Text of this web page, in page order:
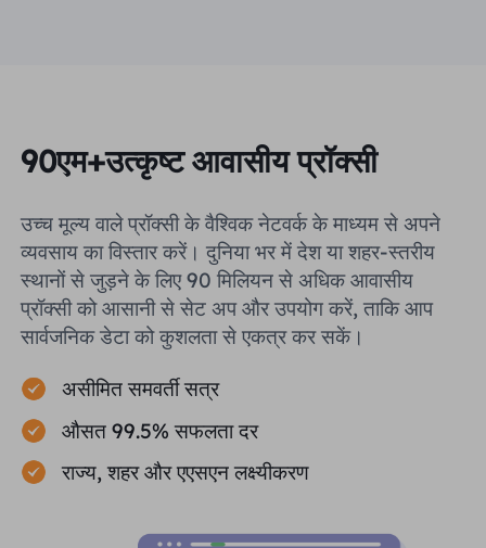
90एम+उत्कृष्ट आवासीय प्रॉक्सी
उच्च मूल्य वाले प्रॉक्सी के वैश्विक नेटवर्क के माध्यम से अपने
व्यवसाय का विस्तार करें। दुनिया भर में देश या शहर-स्तरीय
स्थानों से जुड़ने के लिए 90 मिलियन से अधिक आवासीय
प्रॉक्सी को आसानी से सेट अप और उपयोग करें, ताकि आप
सार्वजनिक डेटा को कुशलता से एकत्र कर सकें।
असीमित समवर्ती सत्र
औसत 99.5% सफलता दर
राज्य, शहर और एएसएन लक्ष्यीकरण